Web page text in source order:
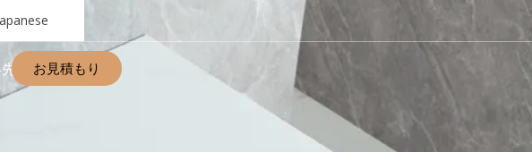
お見積もり